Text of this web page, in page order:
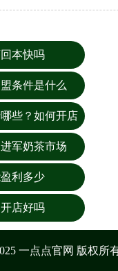
本快吗
条件是什么
些？如何开店
军奶茶市场
利多少
店好吗
一点点官网 版权所